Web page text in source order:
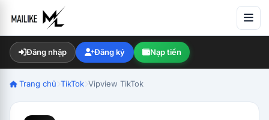
Đăng nhập Đăng ký Nạp tiền
Trang chủ TikTok Vipview TikTok